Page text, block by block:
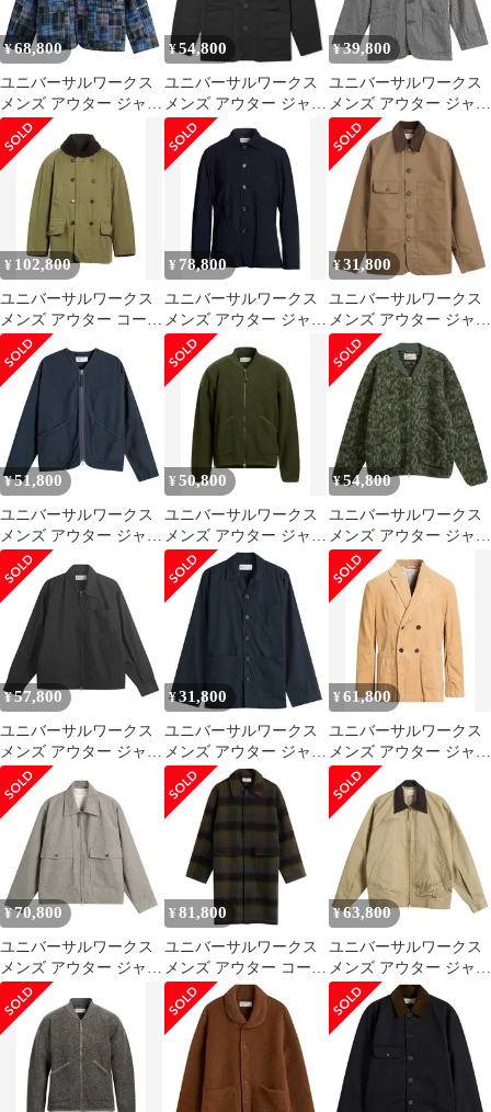
¥68,800
ユニバーサルワークス
メンズ アウター ジャケ
ット・ブルゾン パッチ
ワーク Universal Works
Madras Patchwork Duty
Jacket Navy ネイビー
¥54,800
ユニバーサルワークス
メンズ アウター ジャケ
ット・ブルゾン
Universal Works Bakers
Jacket Black ブラック
¥39,800
ユニバーサルワークス
メンズ アウター ジャケ
ット・ブルゾン
Universal Works Hickory
Stripe Original Bakers
Jacket Indigo インディ
¥ 102,800
ユニバーサルワークス
メンズ アウター コート
UNIVERSAL WORKS
Military Green グリーン
¥ 78,800
ユニバーサルワークス
メンズ アウター ジャケ
ット・ブルゾン
UNIVERSAL WORKS
Midnight Blue ブルー
¥31,800
ユニバーサルワークス
メンズ アウター ジャケ
ット・ブルゾン
Universal Works Brushed
Polytech Merchant Jacket
Khaki カーキ
¥51,800
ユニバーサルワークス
メンズ アウター ジャケ
ット・ブルゾン Tシャ
ツ Universal Workslub
Sateen Zip Liner Jacket
Navy ネイビー
¥50,800
ユニバーサルワークス
メンズ アウター ジャケ
ット・ブルゾン
UNIVERSAL WORKS
ブルゾン Military Green
グリーン
¥54,800
ユニバーサルワークス
メンズ アウター ジャケ
ット・ブルゾン END x
Universal Worksnug
Bomber Olive オリーブ
¥57,800
ユニバーサルワークス
メンズ アウター ジャケ
ット・ブルゾン
Universal Works
Recycled Poly Tech Rose
Bowl Jacket Black ブラ
ック
¥31,800
ユニバーサルワークス
メンズ アウター ジャケ
ット・ブルゾン
Universal Works Broad
Cloth Cancun Jacket
Navy ネイビー
¥61,800
ユニバーサルワークス
メンズ アウター ジャケ
ット・ブルゾン
UNIVERSAL WORKS
テーラードジャケット
Camel キャメル
¥ 70,800
ユニバーサルワークス
メンズ アウター ジャケ
ット・ブルゾン コット
ン Universal Works
Lucas Cotton Check S130
Jacket Multi マルチカラ
¥ 81,800
ユニバーサルワークス
メンズ アウター コート
ウール Universal Works
Berlin Wool Check
Account Coat Black
Brown ブラック
¥63,800
ユニバーサルワークス
メンズ アウター ジャケ
ット・ブルゾン END x
Universal Works Rose
Crown Jacket Stone スト
ーン